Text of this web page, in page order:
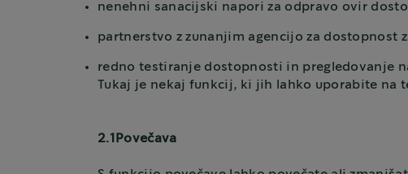
nenehni sanacijski napori za odpravo ovir
partnerstvo z zunanjim agencijo za dostopnost
redno testiranje dostopnosti in pregledovanje
Tukaj je nekaj funkcij, ki jih lahko uporabite na
2.1Povečava